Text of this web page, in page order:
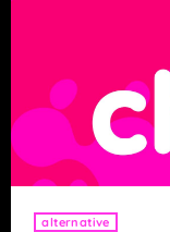
alternative